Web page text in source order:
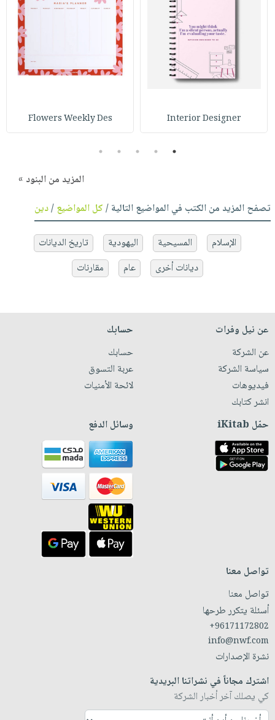
Interior Designer
Flowers Weekly Des
1
2
3
4
5
المزيد من البنود »
تصفح المزيد من الكتب في المواضيع التالية /كل المواضيع/دين
الإسلام المسيحية اليهودية
تاريخ الديانات
ديانات أخرى
عام مقارنات
عن نيل وفرات
عن الشركة
سياسة الشركة
فيديوهات
انشر كتابك
حسابك
حسابك
عربة التسوق
لائحة الأمنيات
حمّل iKitab وسائل الدفع
تواصل معنا
تواصل معنا
أسئلة يتكرر طرحها
+96171172802
info@nwf.com
نشرة الإصدارات
اشترك مجاناً في نشراتنا البريدية
كي يصلك آخر أخبار الشركة